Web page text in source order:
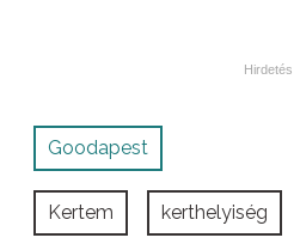
Goodapest
Kertem kerthelyiség